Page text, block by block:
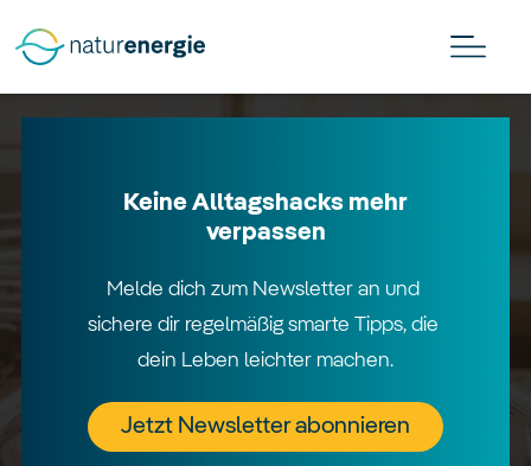
Keine Alltagshacks mehr
verpassen
Melde dich zum Newsletter an und
sichere dir regelmäßig smarte Tipps, die
dein Leben leichter machen.
Jetzt Newsletter abonnieren